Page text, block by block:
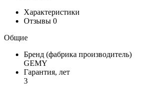
Характеристики
Отзывы 0
Общие
Бренд (фабрика производитель)
GEMY
Гарантия, лет
3